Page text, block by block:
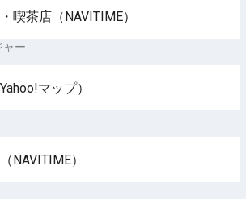
喫茶店（NAVITIME）
ャー
マップ）
NAVITIME）